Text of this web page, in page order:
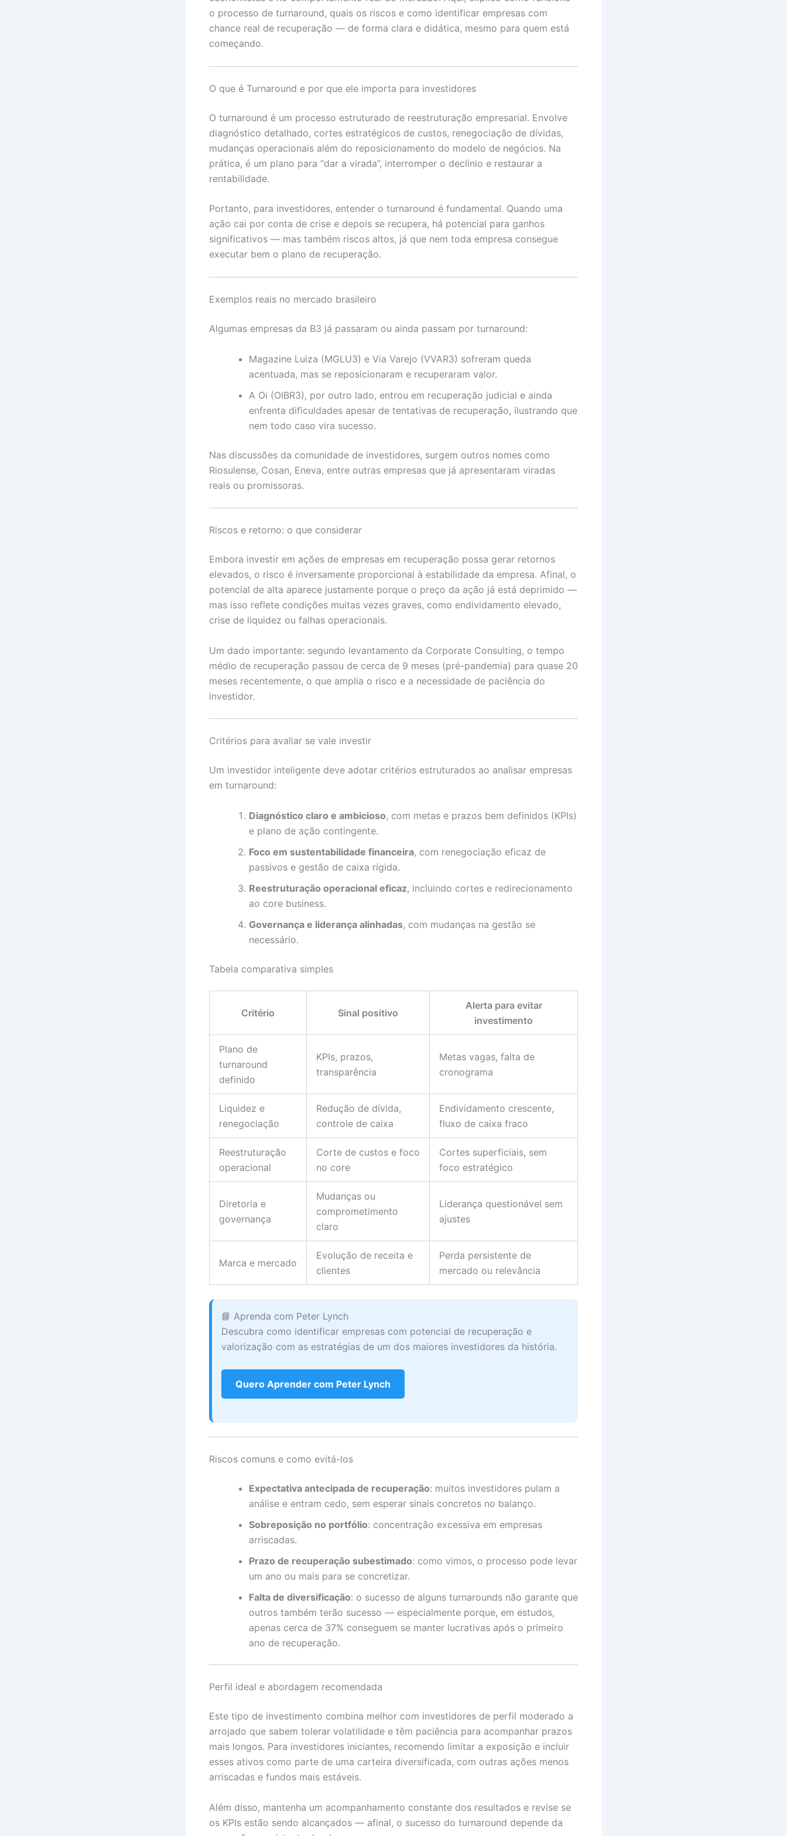
o processo de turnaround, quais os riscos e como identificar empresas com
chance real de recuperação — de forma clara e didática, mesmo para quem está
começando.
O que é Turnaround e por que ele importa para investidores
O turnaround é um processo estruturado de reestruturação empresarial. Envolve
diagnóstico detalhado, cortes estratégicos de custos, renegociação de dívidas,
mudanças operacionais além do reposicionamento do modelo de negócios. Na
prática, é um plano para “dar a virada”, interromper o declínio e restaurar a
rentabilidade.
Portanto, para investidores, entender o turnaround é fundamental. Quando uma
ação cai por conta de crise e depois se recupera, há potencial para ganhos
significativos — mas também riscos altos, já que nem toda empresa consegue
executar bem o plano de recuperação.
Exemplos reais no mercado brasileiro
Algumas empresas da B3 já passaram ou ainda passam por turnaround:
Magazine Luiza (MGLU3) e Via Varejo (VVAR3) sofreram queda
acentuada, mas se reposicionaram e recuperaram valor.
A Oi (OIBR3), por outro lado, entrou em recuperação judicial e ainda
enfrenta dificuldades apesar de tentativas de recuperação, ilustrando que
nem todo caso vira sucesso.
Nas discussões da comunidade de investidores, surgem outros nomes como
Riosulense, Cosan, Eneva, entre outras empresas que já apresentaram viradas
reais ou promissoras.
Riscos e retorno: o que considerar
Embora investir em ações de empresas em recuperação possa gerar retornos
elevados, o risco é inversamente proporcional à estabilidade da empresa. Afinal, o
potencial de alta aparece justamente porque o preço da ação já está deprimido —
mas isso reflete condições muitas vezes graves, como endividamento elevado,
crise de liquidez ou falhas operacionais.
Um dado importante: segundo levantamento da Corporate Consulting, o tempo
médio de recuperação passou de cerca de 9 meses (pré-pandemia) para quase 20
meses recentemente, o que amplia o risco e a necessidade de paciência do
investidor.
Critérios para avaliar se vale investir
Um investidor inteligente deve adotar critérios estruturados ao analisar empresas
em turnaround:
Diagnóstico claro e ambicioso, com metas e prazos bem definidos (KPIs)
e plano de ação contingente.
Foco em sustentabilidade financeira, com renegociação eficaz de
passivos e gestão de caixa rígida.
Reestruturação operacional eficaz, incluindo cortes e redirecionamento
ao core business.
Governança e liderança alinhadas, com mudanças na gestão se
necessário.
Tabela comparativa simples
Critério Sinal positivo
Alerta para evitar
investimento
Plano de
turnaround
definido
KPIs, prazos,
transparência
Metas vagas, falta de
cronograma
Liquidez e
renegociação
Redução de dívida,
controle de caixa
Endividamento crescente,
fluxo de caixa fraco
Reestruturação
operacional
Corte de custos e foco
no core
Cortes superficiais, sem
foco estratégico
Diretoria e
governança
Mudanças ou
comprometimento
claro
Liderança questionável sem
ajustes
Marca e mercado
Evolução de receita e
clientes
Perda persistente de
mercado ou relevância
📘 Aprenda com Peter Lynch
Descubra como identificar empresas com potencial de recuperação e
valorização com as estratégias de um dos maiores investidores da história.
Quero Aprender com Peter Lynch
Riscos comuns e como evitá-los
Expectativa antecipada de recuperação: muitos investidores pulam a
análise e entram cedo, sem esperar sinais concretos no balanço.
Sobreposição no portfólio: concentração excessiva em empresas
arriscadas.
Prazo de recuperação subestimado: como vimos, o processo pode levar
um ano ou mais para se concretizar.
Falta de diversificação: o sucesso de alguns turnarounds não garante que
outros também terão sucesso — especialmente porque, em estudos,
apenas cerca de 37% conseguem se manter lucrativas após o primeiro
ano de recuperação.
Perfil ideal e abordagem recomendada
Este tipo de investimento combina melhor com investidores de perfil moderado a
arrojado que sabem tolerar volatilidade e têm paciência para acompanhar prazos
mais longos. Para investidores iniciantes, recomendo limitar a exposição e incluir
esses ativos como parte de uma carteira diversificada, com outras ações menos
arriscadas e fundos mais estáveis.
Além disso, mantenha um acompanhamento constante dos resultados e revise se
os KPIs estão sendo alcançados — afinal, o sucesso do turnaround depende da